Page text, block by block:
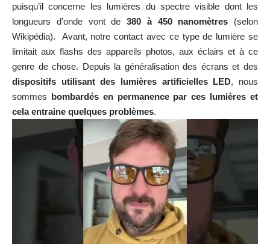
puisqu’il concerne les lumières du spectre visible dont les
longueurs d’onde vont de 380 à 450 nanomètres (selon
Wikipédia). Avant, notre contact avec ce type de lumière se
limitait aux flashs des appareils photos, aux éclairs et à ce
genre de chose. Depuis la généralisation des écrans et des
dispositifs utilisant des lumières artificielles LED, nous
sommes bombardés en permanence par ces lumières et
cela entraine quelques problèmes.